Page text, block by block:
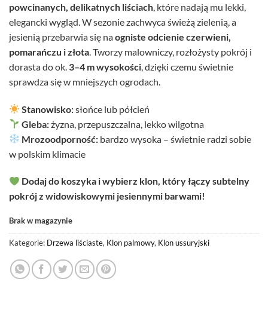
powcinanych, delikatnych liściach , które nadają mu lekki,
elegancki wygląd. W sezonie zachwyca świeżą zielenią, a
jesienią przebarwia się naogniste odcienie czerwieni,
pomarańczu i złota . Tworzy malowniczy, rozłożysty pokrój i
dorasta do ok. 3–4 m wysokości , dzięki czemu świetnie
sprawdza się w mniejszych ogrodach.
Stanowisko:słońce lub półcień
Gleba:żyzna, przepuszczalna, lekko wilgotna
Mrozoodporność: bardzo wysoka – świetnie radzi sobie
w polskim klimacie
Dodaj do koszyka i wybierz klon, który łączy subtelny
pokrój z widowiskowymi jesiennymi barwami!
Brak w magazynie
Kategorie: Drzewa liściaste, Klon palmowy, Klon ussuryjski